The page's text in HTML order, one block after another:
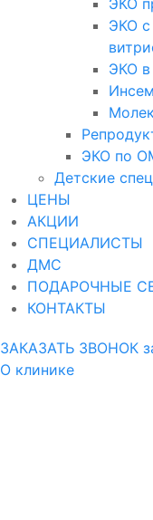
ЭКО
ЭКО с
ЭКО в
ЭКО по
Детские
ЦЕНЫ
АКЦИИ
СПЕЦИАЛИСТЫ
ДМС
ПОДАРОЧНЫЕ
КОНТАКТЫ
ЗАКАЗАТЬ ЗВОНОК
О клинике